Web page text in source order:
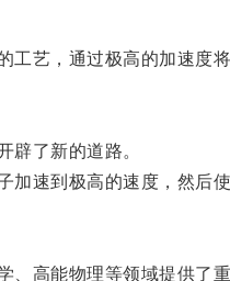
艺，通过极高的加速度将
了新的道路。
速到极高的速度，然后
高能物理等领域提供了重